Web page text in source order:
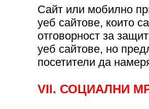
Сайт или мобилно
уеб сайтове, които
отговорност за
уеб сайтове, но
посетители да
VII. СОЦИАЛНИ